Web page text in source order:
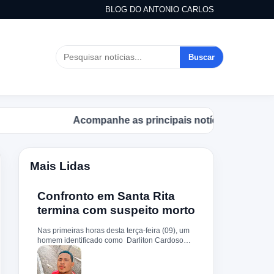
BLOG DO ANTONIO CARLOS
Buscar
Acompanhe as principais notícias no Blog do Antonio
Mais Lidas
Confronto em Santa Rita
termina com suspeito morto
Nas primeiras horas desta terça-feira (09), um
homem identificado como Darliton Cardoso
Pereira morreu após confronto com a Polícia
Militar no povoado Timbotiba, zona rural de
Santa Rita. De acordo com a PM, os policiais